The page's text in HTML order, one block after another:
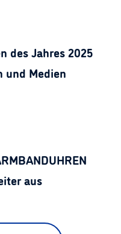
des Jahres 2025
und Medien
aus